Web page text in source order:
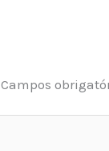
Campos